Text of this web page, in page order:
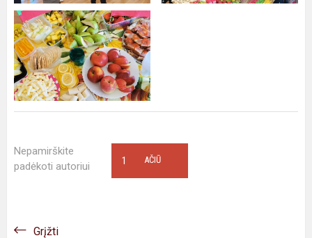
Nepamirškite
padėkoti autoriui
AČIŪ
1
Grįžti